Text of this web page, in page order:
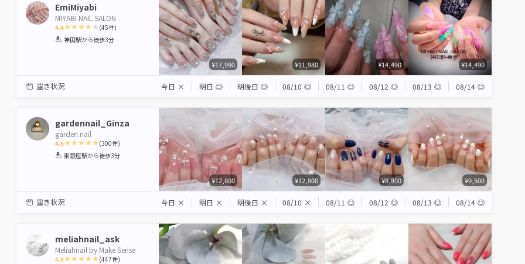
EmiMiyabi
MIYABI NAIL SALON
4.4
1 2 3 4 5
(45件)
神田駅から徒歩3分
¥17,990 ¥11,980 ¥14,490 ¥14,490
空き状況 今日 × 明日 ◎ 明後日 ◎ 08/10 ◎ 08/11 ◎ 08/12 ◎ 08/13 ◎ 08/14 ◎
gardennail_Ginza
garden.nail
4.6
1 2 3 4 5
(300件)
東銀座駅から徒歩3分
¥12,800 ¥12,800 ¥8,800 ¥9,500
空き状況 今日 × 明日 × 明後日 × 08/10 × 08/11 ◎ 08/12 ◎ 08/13 ◎ 08/14 ◎
meliahnail_ask
Meliahnail by Make Sense
4.9 (447件)